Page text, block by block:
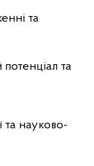
та
та
та науково-